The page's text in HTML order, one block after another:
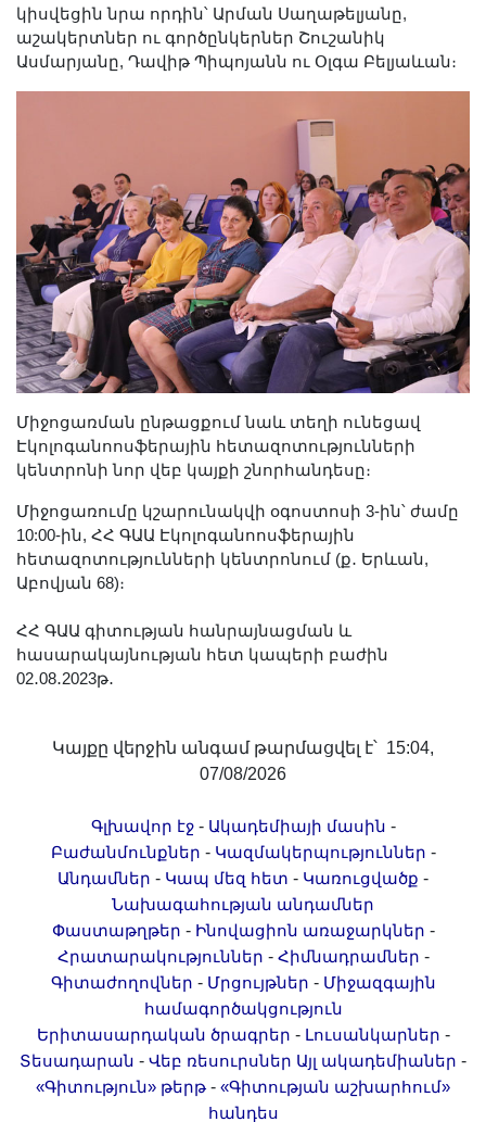
կիսվեցին նրա որդին՝ Արման Սաղաթելյանը,
աշակերտներ ու գործընկերներ Շուշանիկ
Ասմարյանը, Դավիթ Պիպոյանն ու Օլգա Բելյաևան։
Միջոցառման ընթացքում նաև տեղի ունեցավ
Էկոլոգանոոսֆերային հետազոտությունների
կենտրոնի նոր վեբ կայքի շնորհանդեսը։
Միջոցառումը կշարունակվի օգոստոսի 3-ին՝ ժամը
10:00-ին, ՀՀ ԳԱԱ Էկոլոգանոոսֆերային
հետազոտությունների կենտրոնում (ք․ Երևան,
Աբովյան 68)։
ՀՀ ԳԱԱ գիտության հանրայնացման և
հասարակայնության հետ կապերի բաժին
02․08․2023թ․
Կայքը վերջին անգամ թարմացվել է՝ 15:04,
07/08/2026
Գլխավոր էջ- Ակադեմիայի մասին -
Բաժանմունքներ - Կազմակերպություններ -
Անդամներ - Կապ մեզ հետ - Կառուցվածք -
Նախագահության անդամներ
Փաստաթղթեր - Ինովացիոն առաջարկներ -
Հրատարակություններ - Հիմնադրամներ -
Գիտաժողովներ - Մրցույթներ - Միջազգային
համագործակցություն
Երիտասարդական ծրագրեր - Լուսանկարներ -
Տեսադարան - Վեբ ռեսուրսներ Այլ ակադեմիաներ -
«Գիտություն» թերթ - «Գիտության աշխարհում»
հանդես